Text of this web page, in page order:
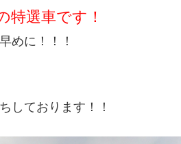
特選車です！
めに！！！
しております！！